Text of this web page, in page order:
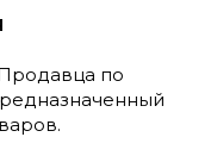
по